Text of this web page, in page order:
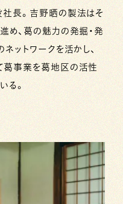
社長。吉野晒の製法はそ
め、葛の魅力の発掘・発
ットワークを活かし、
葛事業を葛地区の活性
る。